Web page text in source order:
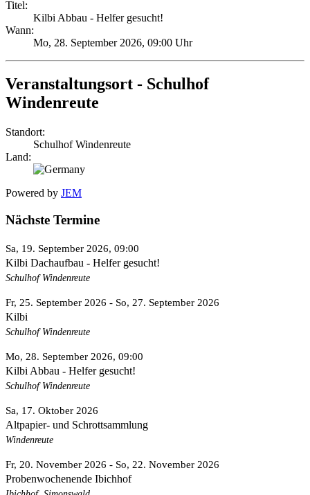
Titel:
Kilbi Abbau - Helfer gesucht!
Wann:
Mo, 28. September 2026, 09:00 Uhr
Veranstaltungsort - Schulhof
Windenreute
Standort:
Schulhof Windenreute
Land:
Powered by JEM
Nächste Termine
Sa, 19. September 2026, 09:00
Kilbi Dachaufbau - Helfer gesucht!
Schulhof Windenreute
Fr, 25. September 2026 - So, 27. September 2026
Kilbi
Schulhof Windenreute
Mo, 28. September 2026, 09:00
Kilbi Abbau - Helfer gesucht!
Schulhof Windenreute
Sa, 17. Oktober 2026
Altpapier- und Schrottsammlung
Windenreute
Fr, 20. November 2026 - So, 22. November 2026
Probenwochenende Ibichhof